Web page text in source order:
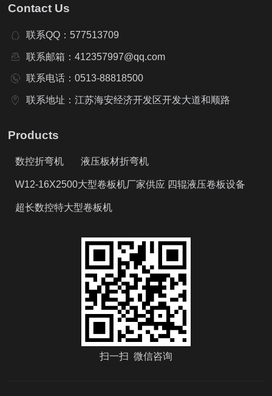
Contact Us
联系QQ：577513709
联系邮箱：412357997@qq.com
联系电话：0513-88818500
联系地址：江苏海安经济开发区开发大道和顺路
Products
数控折弯机 液压板材折弯机
W12-16X2500大型卷板机厂家供应 四辊液压卷板设备
超长数控特大型卷板机
扫一扫 微信咨询